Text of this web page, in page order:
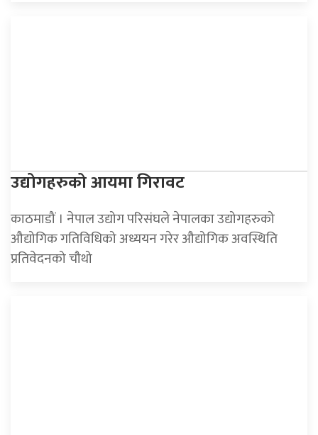
उद्योगहरुको आयमा गिरावट
काठमाडौं । नेपाल उद्योग परिसंघले नेपालका उद्योगहरुको
औद्योगिक गतिविधिको अध्ययन गरेर औद्योगिक अवस्थिति
प्रतिवेदनको चौथो